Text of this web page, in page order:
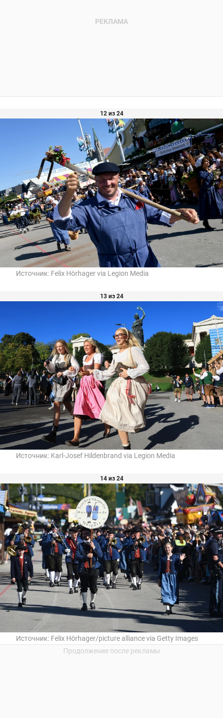
12 из 24
Источник: Felix Hörhager via Legion Media
13 из 24
Источник: Karl-Josef Hildenbrand via Legion Media
14 из 24
Источник: Felix Hörhager/picture alliance via Getty Images